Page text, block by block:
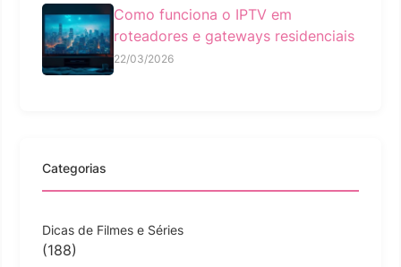
Como funciona o IPTV em
roteadores e gateways residenciais
22/03/2026
Categorias
Dicas de Filmes e Séries
(188)